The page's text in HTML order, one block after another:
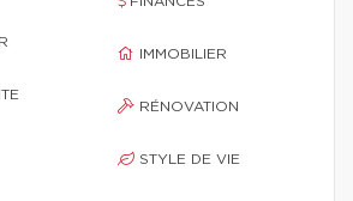
IMMOBILIER
RÉNOVATION
STYLE DE VIE